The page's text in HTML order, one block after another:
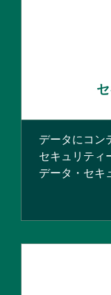
データにコン
セキュリティ
データ・セキ